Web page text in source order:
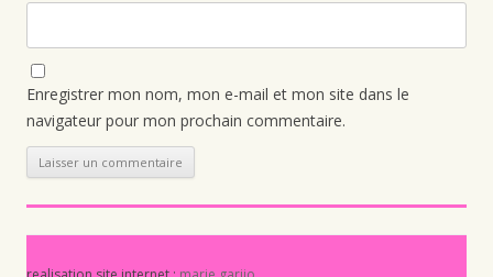
Enregistrer mon nom, mon e-mail et mon site dans le
navigateur pour mon prochain commentaire.